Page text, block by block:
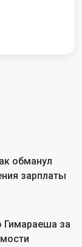
обманул
зарплаты
Гимараеша за